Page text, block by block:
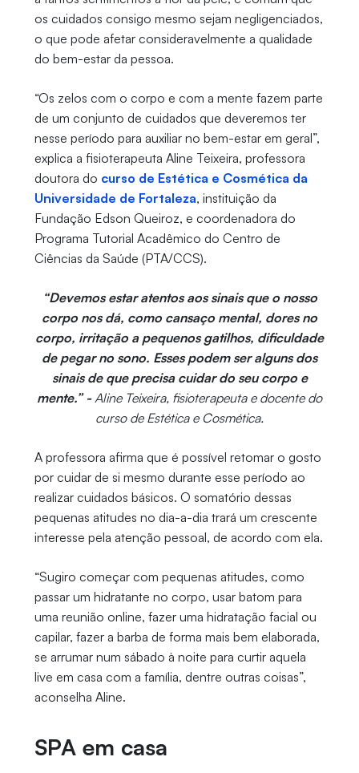
os cuidados consigo mesmo sejam negligenciados,
o que pode afetar consideravelmente a qualidade
do bem-estar da pessoa.
“Os zelos com o corpo e com a mente fazem parte
de um conjunto de cuidados que deveremos ter
nesse período para auxiliar no bem-estar em geral”,
explica a fisioterapeuta Aline Teixeira, professora
doutora do curso de Estética e Cosmética da
Universidade de Fortaleza, instituição da
Fundação Edson Queiroz, e coordenadora do
Programa Tutorial Acadêmico do Centro de
Ciências da Saúde (PTA/CCS).
“Devemos estar atentos aos sinais que o nosso
corpo nos dá, como cansaço mental, dores no
corpo, irritação a pequenos gatilhos, dificuldade
de pegar no sono. Esses podem ser alguns dos
sinais de que precisa cuidar do seu corpo e
mente.” -Aline Teixeira, fisioterapeuta e docente do
curso de Estética e Cosmética.
A professora afirma que é possível retomar o gosto
por cuidar de si mesmo durante esse período ao
realizar cuidados básicos. O somatório dessas
pequenas atitudes no dia-a-dia trará um crescente
interesse pela atenção pessoal, de acordo com ela.
“Sugiro começar com pequenas atitudes, como
passar um hidratante no corpo, usar batom para
uma reunião online, fazer uma hidratação facial ou
capilar, fazer a barba de forma mais bem elaborada,
se arrumar num sábado à noite para curtir aquela
live em casa com a família, dentre outras coisas”,
aconselha Aline.
SPA em casa